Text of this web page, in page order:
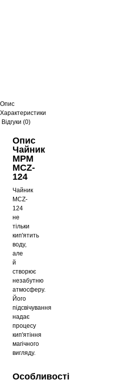
Опис
Характеристики
Відгуки (0)
Опис
Чайник
MPM
MCZ-
124
Чайник
MCZ-
124
не
тільки
кип'ятить
воду,
але
й
створює
незабутню
атмосферу.
Його
підсвічування
надає
процесу
кип'ятіння
магічного
вигляду.
Особливості